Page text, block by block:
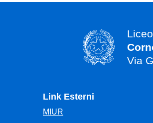
Via
Link Esterni
MIUR